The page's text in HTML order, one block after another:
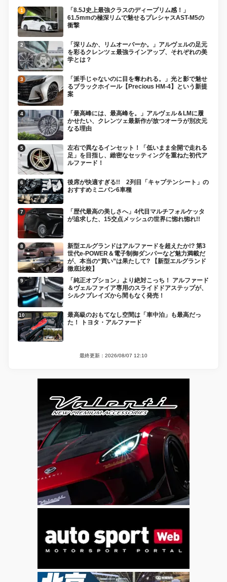
「8.5J史上最強クラスのディープリム感！」
61.5mmの極深リムで魅せるプレシャスAST-M5の
衝撃
「深リムか、リムオーバーか。」アルヴェルの足元
を彩るクレンツェ最強ラインアップ、それぞれの美
学とは？
「派手じゃないのに目を奪われる。」光と影で魅せ
るブラックホイール【Precious HM-4】という新提
案
「最高峰には、最高峰を。」アルヴェル＆LMに履
かせたい、クレンツェ最新作が放つオーラが別次元
なる理由
左右で異なるインセット！「低いまま全開で走れる
足」を目指し、緻密なセッティングを重ねた初代ア
ルファード！
後席が快適すぎる!! 2列目「キャプテンシート」の
おすすめミニバン6車種
「歴代最高の美しさへ」4代目マルチフォルケッタ
が追求した、15交点メッシュの世界に惚れ惚れ!!
新型エルグランドはアルファードを超えたか!? 第3
世代e-POWER＆電子制御ダンパーなど魅力満載だ
が、本当の“買い”は果たして? 【新型エルグランド
徹底比較】
「純正オプション」より絶対こっち！ アルファード
＆ヴェルファイア専用のスライドドアステップが、
シルクブレイズから間もなく発売！
最高級のおもてなし空間は「車中泊」も最高だっ
た！ トヨタ・アルファード
最終更新：2026/08/07 12:10